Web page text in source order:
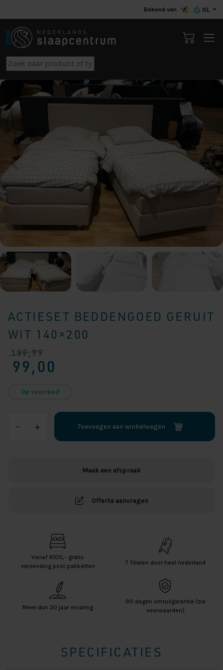
Bekend van NL
ACTIESET BEDDENGOED GERUIT
WIT 140×200
199,99
Oorspronkelijke
prijs
€ 199,99.
99,00
Huidige
prijs
€ 99,00.
Op voorraad
–
Beddengoed
+ Toevoegen aan winkelwagen
Maak een afspraak
Offerte aanvragen
Vanaf €100,- gratis
verzending post pakketten
7 filialen door heel nederland
Meer dan 30 jaar ervaring
90 dagen omruilgarantie (zie
voorwaarden)
SPECIFICATIES